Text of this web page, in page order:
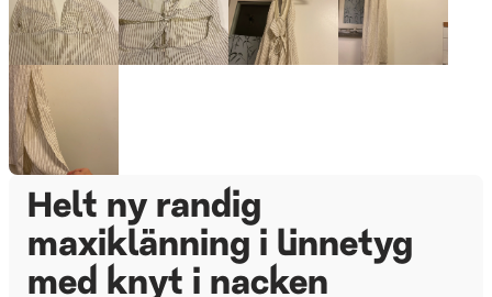
Helt ny randig
maxiklänning i linnetyg
med knyt i nacken